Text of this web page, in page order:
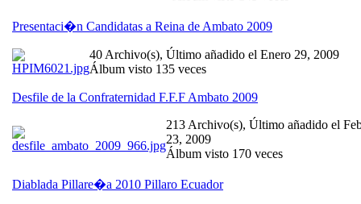
Presentaci�n Candidatas a Reina de Ambato 2009
40 Archivo(s), Último añadido el Enero 29, 2009
Álbum visto 135 veces
Desfile de la Confraternidad F.F.F Ambato 2009
213 Archivo(s), Último añadido el
23, 2009
Álbum visto 170 veces
Diablada Pillare�a 2010 Pillaro Ecuador